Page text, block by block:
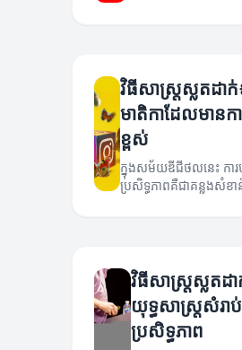
វិធីសាស្រ្តស្លតដាក់
មាតិកាដែលមានក
ខ្ពស់
ក្នុងសម័យឌីជីថលនេះ ការ
ប្រសិទ្ធភាពគឺជាគន្លងសំខ
វិធីសាស្រ្តស្លតដា
យុទ្ធសាស្ត្រសំរា
ប្រសិទ្ធភាព